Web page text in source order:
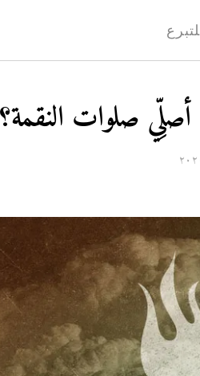
صلوات النقمة؟